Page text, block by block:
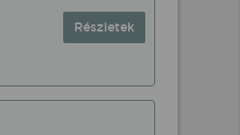
Részletek